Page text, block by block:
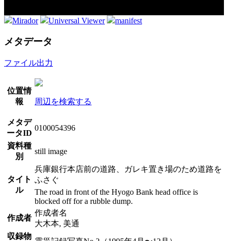
Mirador Universal Viewer manifest
メタデータ
ファイル出力
位置情
報
周辺を検索する
メタデ
ータID
0100054396
資料種
別
still image
タイト
ル
兵庫銀行本店前の道路、ガレキ置き場のため道路を
ふさぐ
The road in front of the Hyogo Bank head office is
blocked off for a rubble dump.
作成者
作成者名
大木本, 美通
収録物